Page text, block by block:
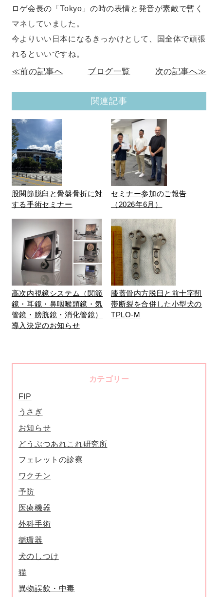
ロゲ会長の「Tokyo」の時の表情と発音が素敵で暫く
マネしていました。
今よりいい日本になるきっかけとして、国全体で頑張
れるといいですね。
≪前の記事へ ブログ一覧 次の記事へ≫
関連記事
股関節脱臼と骨盤骨折に対
する手術セミナー
セミナー参加のご報告
（2026年6月）
高次内視鏡システム（関節
鏡・耳鏡・鼻咽喉頭鏡・気
管鏡・膀胱鏡・消化管鏡）
導入決定のお知らせ
膝蓋骨内方脱臼と前十字靭
帯断裂を合併した小型犬の
TPLO-M
カテゴリー
FIP
うさぎ
お知らせ
どうぶつあれこれ研究所
フェレットの診察
ワクチン
予防
医療機器
外科手術
循環器
犬のしつけ
猫
異物誤飲・中毒